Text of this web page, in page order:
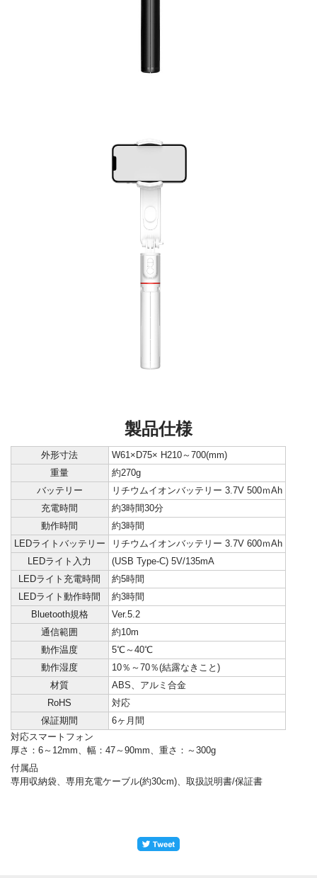
製品仕様
外形寸法
W61×D75× H210～700(mm)
重量
約270g
バッテリー
リチウムイオンバッテリー 3.7V 500ｍAh
充電時間
約3時間30分
動作時間
約3時間
LEDライトバッテリー
リチウムイオンバッテリー 3.7V 600ｍAh
LEDライト入力
(USB Type-C) 5V/135mA
LEDライト充電時間
約5時間
LEDライト動作時間
約3時間
Bluetooth規格
Ver.5.2
通信範囲
約10m
動作温度
5℃～40℃
動作湿度
10％～70％(結露なきこと)
材質
ABS、アルミ合金
RoHS
対応
保証期間
6ヶ月間
対応スマートフォン
厚さ：6～12mm、幅：47～90mm、重さ：～300g
付属品
専用収納袋、専用充電ケーブル(約30cm)、取扱説明書/保証書